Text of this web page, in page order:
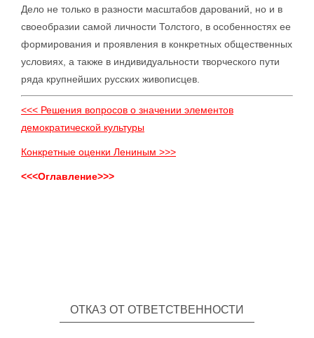
Дело не только в разности масштабов дарований, но и в
своеобразии самой личности Толстого, в особенностях ее
формирования и проявления в конкретных общественных
условиях, а также в индивидуальности творческого пути
ряда крупнейших русских живописцев.
<<< Решения вопросов о значении элементов
демократической культуры
Конкретные оценки Лениным >>>
<<<Оглавление>>>
ОТКАЗ ОТ ОТВЕТСТВЕННОСТИ